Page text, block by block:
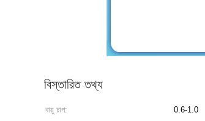
বিস্তারিত তথ্য
বায়ু চাপ: 0.6-1.0